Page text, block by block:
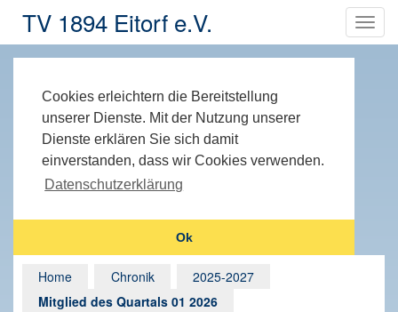
TV 1894 Eitorf e.V.
Cookies erleichtern die Bereitstellung
unserer Dienste. Mit der Nutzung unserer
Dienste erklären Sie sich damit
einverstanden, dass wir Cookies verwenden.
Datenschutzerklärung
Ok
Home Chronik
2025-2027
Mitglied des Quartals 01 2026